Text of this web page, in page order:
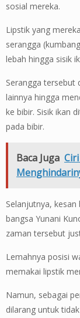
sosial mereka.
Lipstik yang
serangga
lebah hingga sisik
Serangga tersebut
lainnya hingga
ke bibir. Sisik ikan
pada bibir.
Baca Juga
Selanjutnya,
bangsa Yunani
zaman tersebut
Lemahnya posisi
memakai lipstik
Namun, sebagai
dilarang untuk